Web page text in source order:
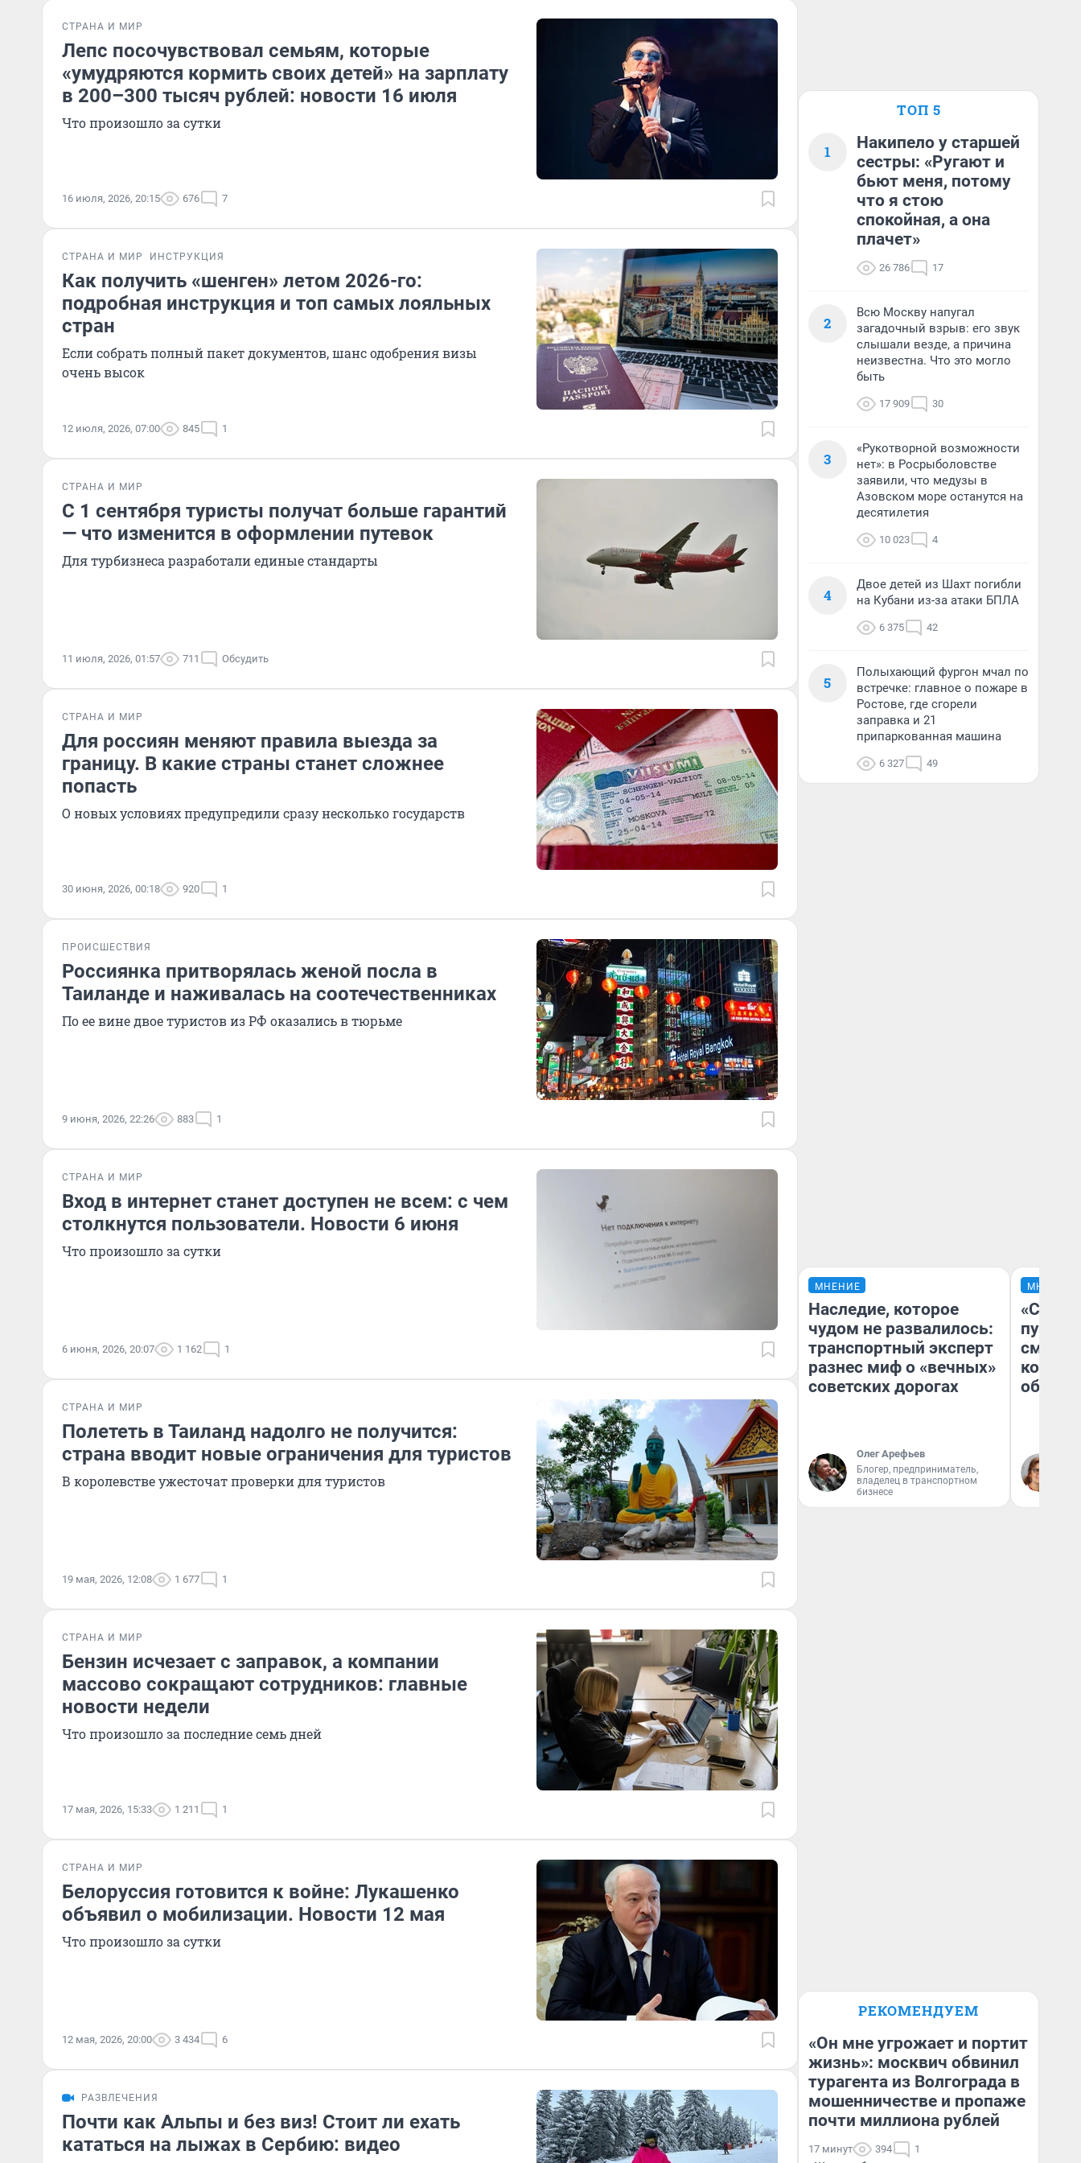
СТРАНА И МИР
Лепс посочувствовал семьям, которые
«умудряются кормить своих детей» на зарплату
в 200–300 тысяч рублей: новости 16 июля
Что произошло за сутки
16 июля, 2026, 20:15 676 7
СТРАНА И МИР ИНСТРУКЦИЯ
Как получить «шенген» летом 2026-го:
подробная инструкция и топ самых лояльных
стран
Если собрать полный пакет документов, шанс одобрения визы
очень высок
12 июля, 2026, 07:00 845 1
СТРАНА И МИР
С 1 сентября туристы получат больше гарантий
— что изменится в оформлении путевок
Для турбизнеса разработали единые стандарты
11 июля, 2026, 01:57 711 Обсудить
СТРАНА И МИР
Для россиян меняют правила выезда за
границу. В какие страны станет сложнее
попасть
О новых условиях предупредили сразу несколько государств
30 июня, 2026, 00:18 920 1
ПРОИСШЕСТВИЯ
Россиянка притворялась женой посла в
Таиланде и наживалась на соотечественниках
По ее вине двое туристов из РФ оказались в тюрьме
9 июня, 2026, 22:26 883 1
СТРАНА И МИР
Вход в интернет станет доступен не всем: с чем
столкнутся пользователи. Новости 6 июня
Что произошло за сутки
6 июня, 2026, 20:07 1 162 1
СТРАНА И МИР
Полететь в Таиланд надолго не получится:
страна вводит новые ограничения для туристов
В королевстве ужесточат проверки для туристов
19 мая, 2026, 12:08 1 677 1
СТРАНА И МИР
Бензин исчезает с заправок, а компании
массово сокращают сотрудников: главные
новости недели
Что произошло за последние семь дней
17 мая, 2026, 15:33 1 211 1
СТРАНА И МИР
Белоруссия готовится к войне: Лукашенко
объявил о мобилизации. Новости 12 мая
Что произошло за сутки
12 мая, 2026, 20:00 3 434 6
РАЗВЛЕЧЕНИЯ
Почти как Альпы и без виз! Стоит ли ехать
кататься на лыжах в Сербию: видео
ТОП 5
1
Накипело у старшей
сестры: «Ругают и
бьют меня, потому
что я стою
спокойная, а она
плачет»
26 786 17
2
Всю Москву напугал
загадочный взрыв: его звук
слышали везде, а причина
неизвестна. Что это могло
быть
17 909 30
3
«Рукотворной возможности
нет»: в Росрыболовстве
заявили, что медузы в
Азовском море останутся на
десятилетия
10 023 4
4
Двое детей из Шахт погибли
на Кубани из-за атаки БПЛА
6 375 42
5
Полыхающий фургон мчал по
встречке: главное о пожаре в
Ростове, где сгорели
заправка и 21
припаркованная машина
6 327 49
МНЕНИЕ
Наследие, которое
чудом не развалилось:
транспортный эксперт
разнес миф о «вечных»
советских дорогах
Олег Арефьев
Блогер, предприниматель,
владелец в транспортном
бизнесе
МНЕНИЕ
РЕКОМЕНДУЕМ
«Он мне угрожает и портит
жизнь»: москвич обвинил
турагента из Волгограда в
мошенничестве и пропаже
почти миллиона рублей
17 минут 394 1